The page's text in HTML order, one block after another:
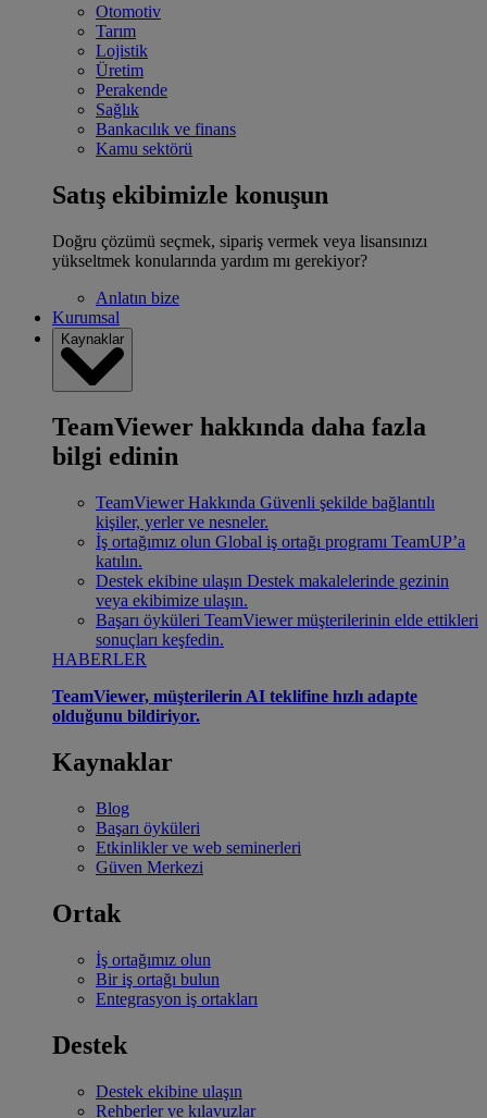
Otomotiv
Tarım
Lojistik
Üretim
Perakende
Sağlık
Bankacılık ve finans
Kamu sektörü
Satış ekibimizle konuşun
Doğru çözümü seçmek, sipariş vermek veya lisansınızı
yükseltmek konularında yardım mı gerekiyor?
Anlatın bize
Kurumsal
Kaynaklar
TeamViewer hakkında daha fazla
bilgi edinin
TeamViewer Hakkında Güvenli şekilde bağlantılı
kişiler, yerler ve nesneler.
İş ortağımız olun Global iş ortağı programı TeamUP’a
katılın.
Destek ekibine ulaşın Destek makalelerinde gezinin
veya ekibimize ulaşın.
Başarı öyküleri TeamViewer müşterilerinin elde ettikleri
sonuçları keşfedin.
HABERLER
TeamViewer, müşterilerin AI teklifine hızlı adapte
olduğunu bildiriyor.
Kaynaklar
Blog
Başarı öyküleri
Etkinlikler ve web seminerleri
Güven Merkezi
Ortak
İş ortağımız olun
Bir iş ortağı bulun
Entegrasyon iş ortakları
Destek
Destek ekibine ulaşın
Rehberler ve kılavuzlar